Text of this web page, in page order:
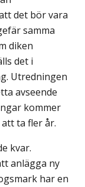
det bör vara
samma
diken
det i
Utredningen
avseende
kommer
ta fler år.
kvar.
anlägga ny
har en